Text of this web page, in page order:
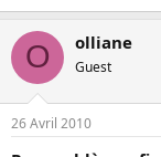
O olliane
Guest
26 Avril 2010